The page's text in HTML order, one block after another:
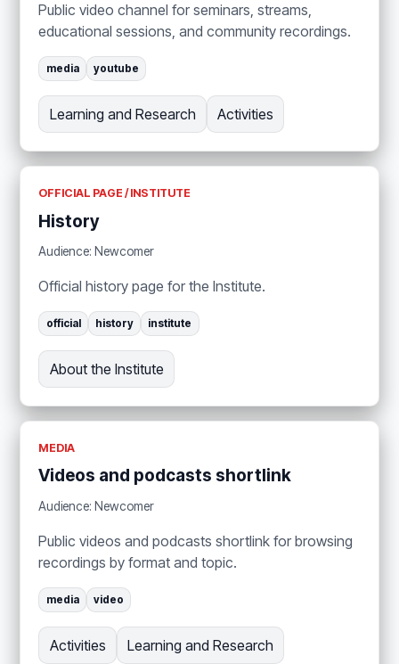
Public video channel for seminars, streams,
educational sessions, and community recordings.
media youtube
Learning and Research Activities
OFFICIAL PAGE / INSTITUTE
History
Audience: Newcomer
Official history page for the Institute.
official history institute
About the Institute
MEDIA
Videos and podcasts shortlink
Audience: Newcomer
Public videos and podcasts shortlink for browsing
recordings by format and topic.
media video
Activities Learning and Research